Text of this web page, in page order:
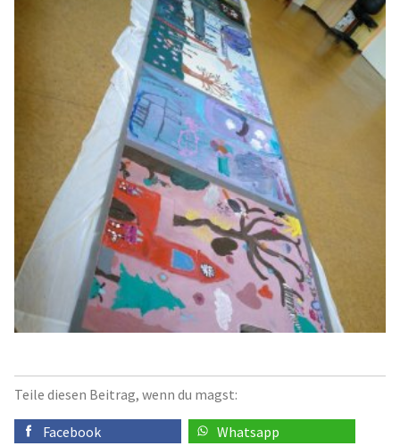
Teile diesen Beitrag, wenn du magst:
Facebook
Whatsapp